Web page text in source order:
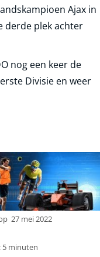
Ajax in
derde plek achter
nog een keer de
Divisie en weer
27 mei 2022
5 minuten